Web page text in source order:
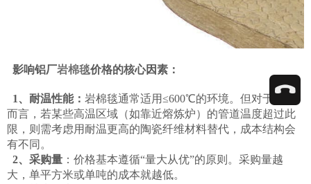
影响铝厂岩棉毯价格的核心因素：
1、耐温性能： 岩棉毯通常适用≤600℃的环境。但对于铝厂
而言，若某些高温区域（如靠近熔炼炉）的管道温度超过此
限，则需考虑用耐温更高的陶瓷纤维材料替代，成本结构会
有不同。
2、采购量 ：价格基本遵循“量大从优”的原则。采购量越
大，单平方米或单吨的成本就越低。